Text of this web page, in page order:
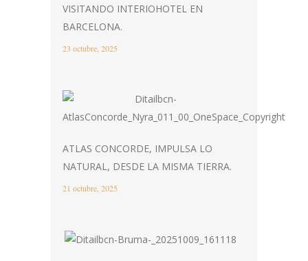
VISITANDO INTERIOHOTEL EN
BARCELONA.
23 octubre, 2025
ATLAS CONCORDE, IMPULSA LO
NATURAL, DESDE LA MISMA TIERRA.
21 octubre, 2025